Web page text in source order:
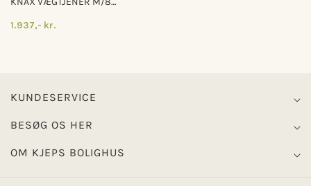
1.937,- kr.
KUNDESERVICE
BESØG OS HER
OM KJEPS BOLIGHUS